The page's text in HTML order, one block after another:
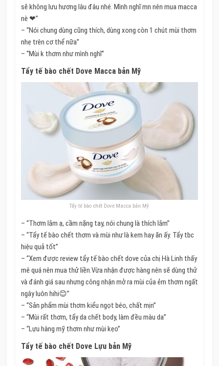
sẽ không lưu hương lâu đâu nhé. Mình nghĩ mn nên mua macca
nè ❤”
– “Nói chung dùng cũng thích, dùng xong còn 1 chút mùi thơm
nhẹ trên cơ thể nữa”
– “Mùi k thơm như mình nghĩ”
Tẩy tế bào chết Dove Macca bản Mỹ
Tẩy tế bào chết Dove Macca bản Mỹ
– “Thơm lắm ạ, cầm nặng tay, nói chung là thích lắm”
– “Tẩy tế bào chết thơm và mùi như là kem hay ăn ấy. Tẩy tbc
hiệu quả tốt”
– “Xem được review tẩy tế bào chết dove của chị Hà Linh thấy
mê quá nên mua thử liền.Vừa nhận được hàng nên sẽ dùng thử
và đánh giá sau nhưng công nhận mở ra mùi của ẻm thơm ngất
ngây luôn hihi😊”
– “Sản phẩm mùi thơm kiểu ngọt béo, chất mịn”
– “Mùi rất thơm, tẩy da chết body, làm đều màu da”
– “Lựu hàng mỹ thơm như mùi kẹo”
Tẩy tế bào chết Dove Lựu bản Mỹ